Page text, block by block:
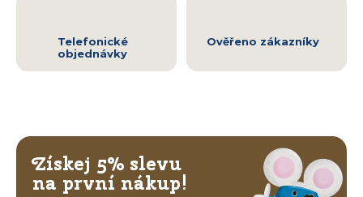
Telefonické
objednávky
Ověřeno zákazníky
Získej 5% slevu
na první nákup!